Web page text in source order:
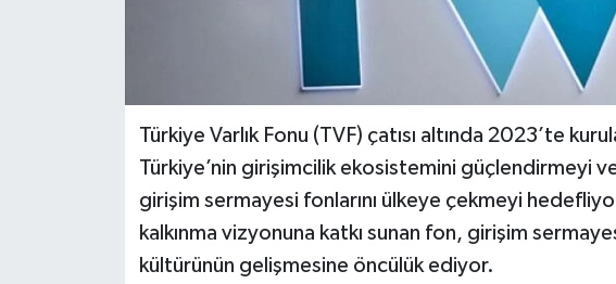
Türkiye Varlık Fonu (TVF) çatısı altında 2023’te
Türkiye’nin girişimcilik ekosistemini güçlendirmeyi
girişim sermayesi fonlarını ülkeye çekmeyi
kalkınma vizyonuna katkı sunan fon, girişim
kültürünün gelişmesine öncülük ediyor.